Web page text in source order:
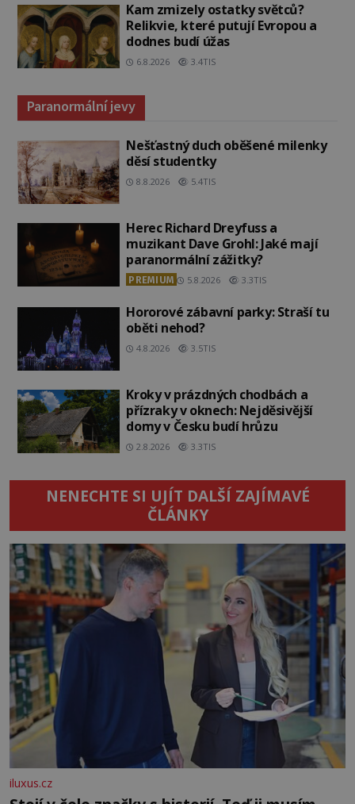
Kam zmizely ostatky světců?
Relikvie, které putují Evropou a
dodnes budí úžas
6.8.2026 3.4TIS
Paranormální jevy
Nešťastný duch oběšené milenky
děsí studentky
8.8.2026 5.4TIS
Herec Richard Dreyfuss a
muzikant Dave Grohl: Jaké mají
paranormální zážitky?
PREMIUM 5.8.2026 3.3TIS
Hororové zábavní parky: Straší tu
oběti nehod?
4.8.2026 3.5TIS
Kroky v prázdných chodbách a
přízraky v oknech: Nejděsivější
domy v Česku budí hrůzu
2.8.2026 3.3TIS
NENECHTE SI UJÍT DALŠÍ ZAJÍMAVÉ
ČLÁNKY
iluxus.cz